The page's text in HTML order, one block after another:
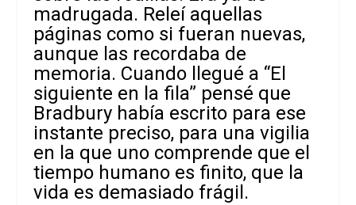
madrugada. Releí aquellas
páginas como si fueran nuevas,
aunque las recordaba de
memoria. Cuando llegué a “El
siguiente en la fila” pensé que
Bradbury había escrito para ese
instante preciso, para una vigilia
en la que uno comprende que el
tiempo humano es finito, que la
vida es demasiado frágil.